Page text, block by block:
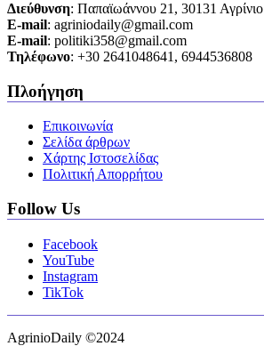
Διεύθυνση: Παπαϊωάννου 21, 30131 Αγρίνιο
Ε-mail: agriniodaily@gmail.com
Ε-mail: politiki358@gmail.com
Τηλέφωνο: +30 2641048641, 6944536808
Πλοήγηση
Επικοινωνία
Σελίδα άρθρων
Χάρτης Ιστοσελίδας
Πολιτική Απορρήτου
Follow Us
Facebook
YouTube
Instagram
TikTok
AgrinioDaily ©2024